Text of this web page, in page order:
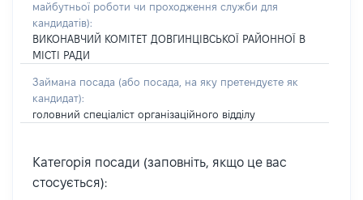
майбутньої роботи чи проходження служби для
кандидатів):
ВИКОНАВЧИЙ КОМІТЕТ ДОВГИНЦІВСЬКОЇ РАЙОННОЇ В
МІСТІ РАДИ
Займана посада (або посада, на яку претендуєте як
кандидат):
головний спеціаліст організаційного відділу
Категорія посади (заповніть, якщо це вас
стосується):